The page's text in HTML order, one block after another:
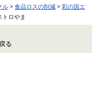
ル > 食品ロスの削減 > 彩の国エ
トロやま
る